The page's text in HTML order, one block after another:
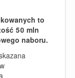
to
50 mln
naboru.